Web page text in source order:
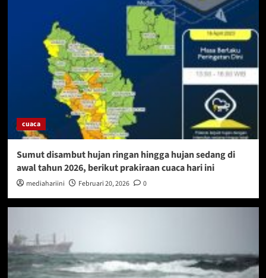
cuaca
Sumut disambut hujan ringan hingga hujan sedang di
awal tahun 2026, berikut prakiraan cuaca hari ini
mediahariini Februari 20, 2026 0